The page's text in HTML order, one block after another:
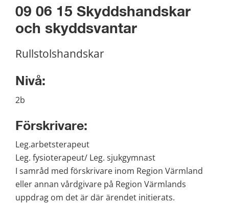
09 06 15 Skyddshandskar
och skyddsvantar
Rullstolshandskar
Nivå:
2b
Förskrivare:
Leg.arbetsterapeut
Leg. fysioterapeut/ Leg. sjukgymnast
I samråd med förskrivare inom Region Värmland
eller annan vårdgivare på Region Värmlands
uppdrag om det är där ärendet initierats.